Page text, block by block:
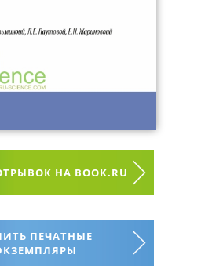
НА BOOK.RU
ПЕЧАТНЫЕ